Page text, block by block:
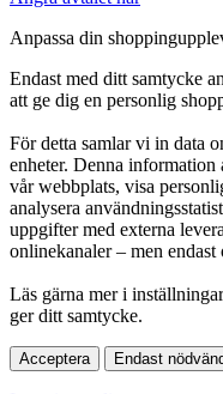
Anpassa din
Endast med ditt samtycke
att ge dig en personlig
För detta samlar vi in data
enheter. Denna
vår webbplats, visa
analysera
uppgifter med externa
onlinekanaler – men endast
Läs gärna mer i
ger ditt samtycke.
Acceptera Endast